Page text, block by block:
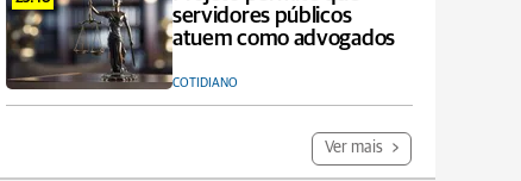
servidores públicos
atuem como advogados
COTIDIANO
Ver mais